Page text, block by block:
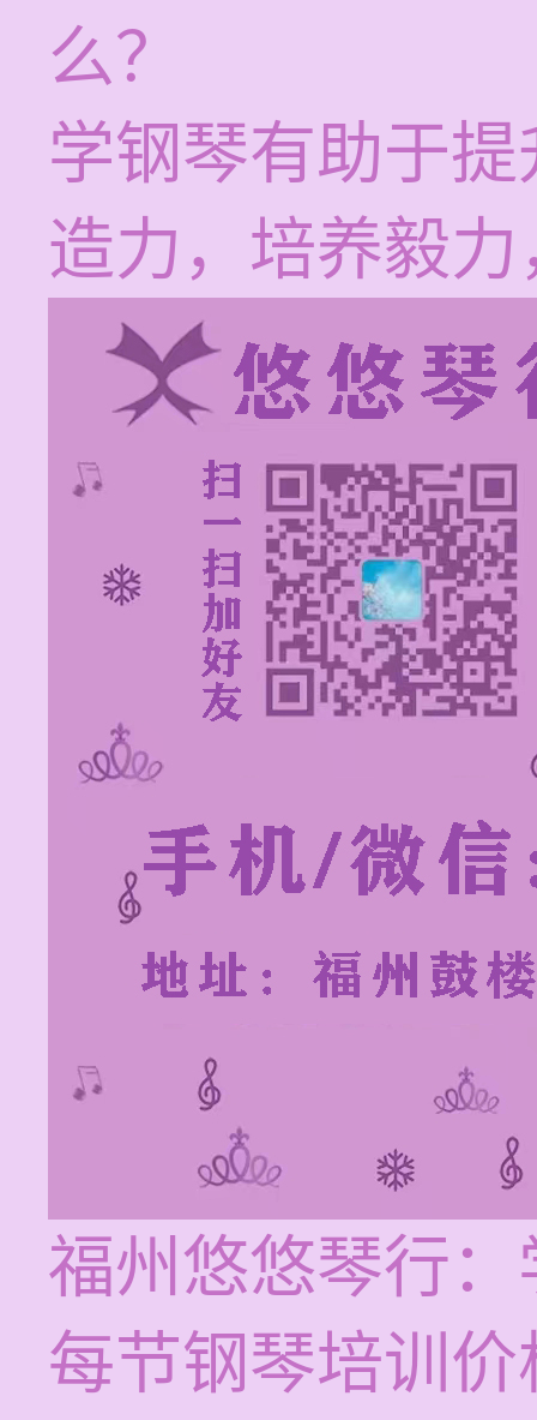
么？
学钢琴有助于
造力，培养毅
福州悠悠琴行
每节钢琴培训